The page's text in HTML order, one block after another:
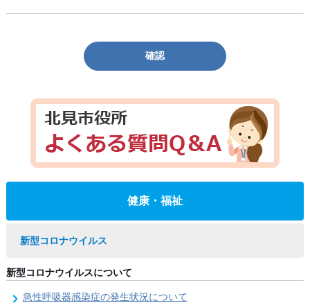
確認
健康・福祉
新型コロナウイルス
新型コロナウイルスについて
急性呼吸器感染症の発生状況について